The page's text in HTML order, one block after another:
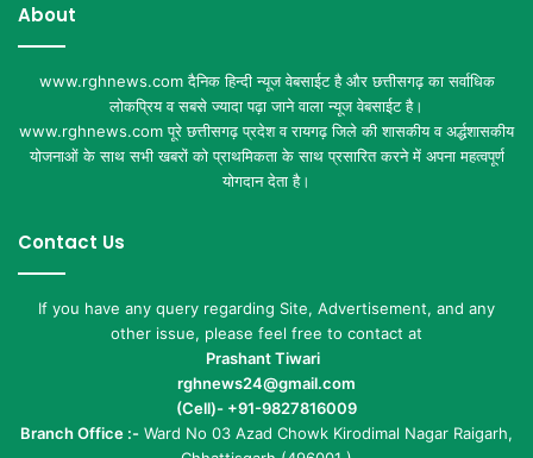
About
www.rghnews.com दैनिक हिन्दी न्यूज वेबसाईट है और छत्तीसगढ़ का सर्वाधिक
लोकप्रिय व सबसे ज्यादा पढ़ा जाने वाला न्यूज वेबसाईट है।
www.rghnews.com पूरे छत्तीसगढ़ प्रदेश व रायगढ़ जिले की शासकीय व अर्द्धशासकीय
योजनाओं के साथ सभी खबरों को प्राथमिकता के साथ प्रसारित करने में अपना महत्वपूर्ण
योगदान देता है।
Contact Us
If you have any query regarding Site, Advertisement, and any
other issue, please feel free to contact at
Prashant Tiwari
rghnews24@gmail.com
(Cell)- +91-9827816009
Branch Office :- Ward No 03 Azad Chowk Kirodimal Nagar Raigarh,